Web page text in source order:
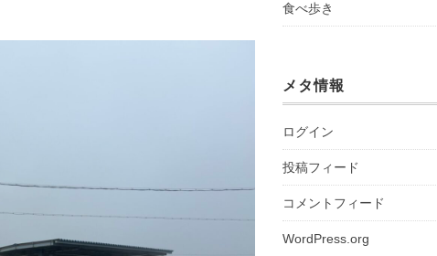
食べ歩き
メタ情報
ログイン
投稿フィード
コメントフィード
WordPress.org